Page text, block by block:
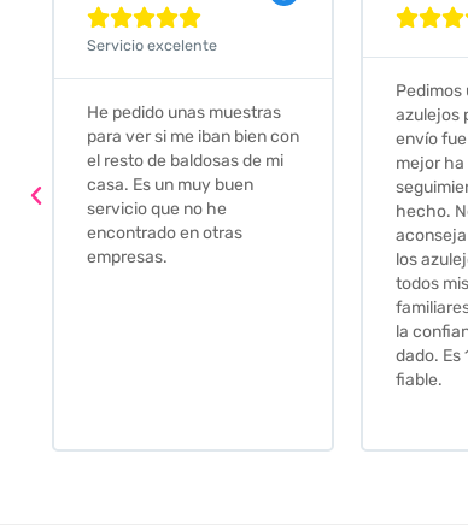

azulejos para el baño. El
envío fue perfecto pero lo
mejor ha sido el
seguimiento que nos han
hecho. Nos guiaron y
aconsejaron para escoger
los azulejos. Lo aconsejo a

Muy
buena
darte
relación
Gracias